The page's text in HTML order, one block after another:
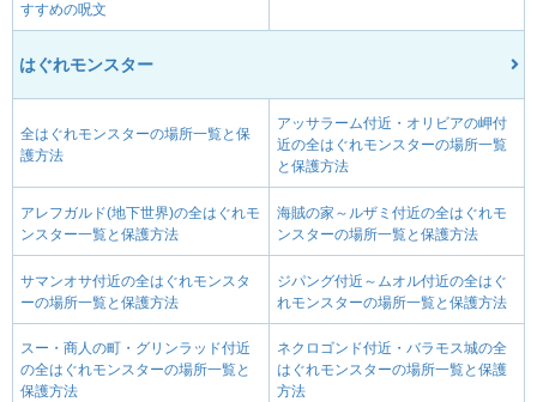
すすめの呪文
はぐれモンスター
全はぐれモンスターの場所一覧と保
護方法
アッサラーム付近・オリビアの岬付
近の全はぐれモンスターの場所一覧
と保護方法
アレフガルド(地下世界)の全はぐれモ
ンスター一覧と保護方法
海賊の家～ルザミ付近の全はぐれモ
ンスターの場所一覧と保護方法
サマンオサ付近の全はぐれモンスタ
ーの場所一覧と保護方法
ジパング付近～ムオル付近の全はぐ
れモンスターの場所一覧と保護方法
スー・商人の町・グリンラッド付近
の全はぐれモンスターの場所一覧と
保護方法
ネクロゴンド付近・バラモス城の全
はぐれモンスターの場所一覧と保護
方法